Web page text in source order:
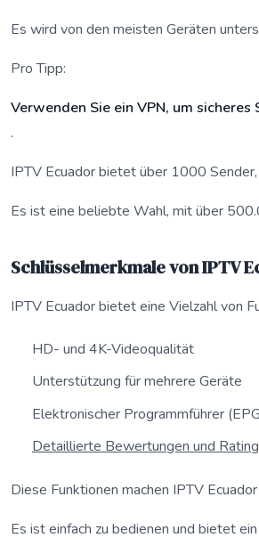
Es wird von den meisten Geräten
Pro Tipp:
Verwenden Sie ein VPN, um
.
IPTV Ecuador bietet über 1000
Es ist eine beliebte Wahl, mit über
Schlüsselmerkmale von IPTV
IPTV Ecuador bietet eine Vielzahl von
HD- und 4K-Videoqualität
Unterstützung für mehrere Geräte
Elektronischer Programmführer
Detaillierte Bewertungen und
Diese Funktionen machen IPTV
Es ist einfach zu bedienen und bietet